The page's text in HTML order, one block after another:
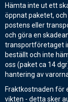
Hämta inte ut ett
öppnat paketet, och
postens eller
och göra en
transportföretaget
beställt och inte
oss (paket ca 14
hantering av
Fraktkostnaden för
vikten - detta sker